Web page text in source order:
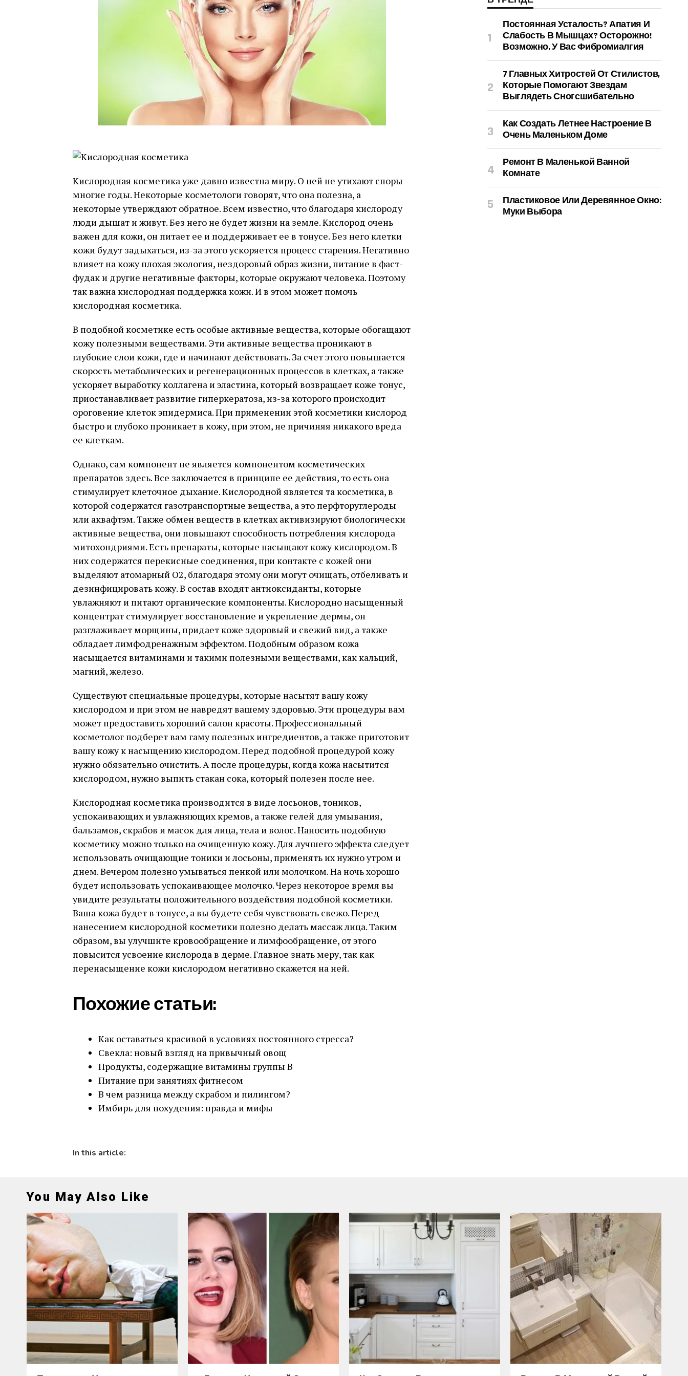
Кислородная косметика уже давно известна миру. О ней не утихают споры
многие годы. Некоторые косметологи говорят, что она полезна, а
некоторые утверждают обратное. Всем известно, что благодаря кислороду
люди дышат и живут. Без него не будет жизни на земле. Кислород очень
важен для кожи, он питает ее и поддерживает ее в тонусе. Без него клетки
кожи будут задыхаться, из-за этого ускоряется процесс старения. Негативно
влияет на кожу плохая экология, нездоровый образ жизни, питание в фаст-
фудак и другие негативные факторы, которые окружают человека. Поэтому
так важна кислородная поддержка кожи. И в этом может помочь
кислородная косметика.
В подобной косметике есть особые активные вещества, которые обогащают
кожу полезными веществами. Эти активные вещества проникают в
глубокие слои кожи, где и начинают действовать. За счет этого повышается
скорость метаболических и регенерационных процессов в клетках, а также
ускоряет выработку коллагена и эластина, который возвращает коже тонус,
приостанавливает развитие гиперкератоза, из-за которого происходит
ороговение клеток эпидермиса. При применении этой косметики кислород
быстро и глубоко проникает в кожу, при этом, не причиняя никакого вреда
ее клеткам.
Однако, сам компонент не является компонентом косметических
препаратов здесь. Все заключается в принципе ее действия, то есть она
стимулирует клеточное дыхание. Кислородной является та косметика, в
которой содержатся газотранспортные вещества, а это перфторуглероды
или аквафтэм. Также обмен веществ в клетках активизируют биологически
активные вещества, они повышают способность потребления кислорода
митохондриями. Есть препараты, которые насыщают кожу кислородом. В
них содержатся перекисные соединения, при контакте с кожей они
выделяют атомарный О2, благодаря этому они могут очищать, отбеливать и
дезинфицировать кожу. В состав входят антиоксиданты, которые
увлажняют и питают органические компоненты. Кислородно насыщенный
концентрат стимулирует восстановление и укрепление дермы, он
разглаживает морщины, придает коже здоровый и свежий вид, а также
обладает лимфодренажным эффектом. Подобным образом кожа
насыщается витаминами и такими полезными веществами, как кальций,
магний, железо.
Существуют специальные процедуры, которые насытят вашу кожу
кислородом и при этом не навредят вашему здоровью. Эти процедуры вам
может предоставить хороший салон красоты. Профессиональный
косметолог подберет вам гаму полезных ингредиентов, а также приготовит
вашу кожу к насыщению кислородом. Перед подобной процедурой кожу
нужно обязательно очистить. А после процедуры, когда кожа насытится
кислородом, нужно выпить стакан сока, который полезен после нее.
Кислородная косметика производится в виде лосьонов, тоников,
успокаивающих и увлажняющих кремов, а также гелей для умывания,
бальзамов, скрабов и масок для лица, тела и волос. Наносить подобную
косметику можно только на очищенную кожу. Для лучшего эффекта следует
использовать очищающие тоники и лосьоны, применять их нужно утром и
днем. Вечером полезно умываться пенкой или молочком. На ночь хорошо
будет использовать успокаивающее молочко. Через некоторое время вы
увидите результаты положительного воздействия подобной косметики.
Ваша кожа будет в тонусе, а вы будете себя чувствовать свежо. Перед
нанесением кислородной косметики полезно делать массаж лица. Таким
образом, вы улучшите кровообращение и лимфообращение, от этого
повысится усвоение кислорода в дерме. Главное знать меру, так как
перенасыщение кожи кислородом негативно скажется на ней.
Похожие статьи:
Как оставаться красивой в условиях постоянного стресса?
Свекла: новый взгляд на привычный овощ
Продукты, содержащие витамины группы В
Питание при занятиях фитнесом
В чем разница между скрабом и пилингом?
Имбирь для похудения: правда и мифы
In this article:
Постоянная Усталость? Апатия И
Слабость В Мышцах? Осторожно!
Возможно, У Вас Фибромиалгия
7 Главных Хитростей От Стилистов,
Которые Помогают Звездам
Выглядеть Сногсшибательно
Как Создать Летнее Настроение В
Очень Маленьком Доме
Ремонт В Маленькой Ванной
Комнате
Пластиковое Или Деревянное Окно:
Муки Выбора
You May Also Like